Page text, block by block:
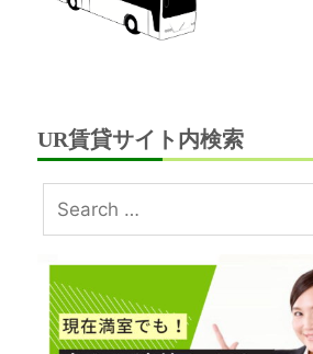
UR賃貸サイト内検索